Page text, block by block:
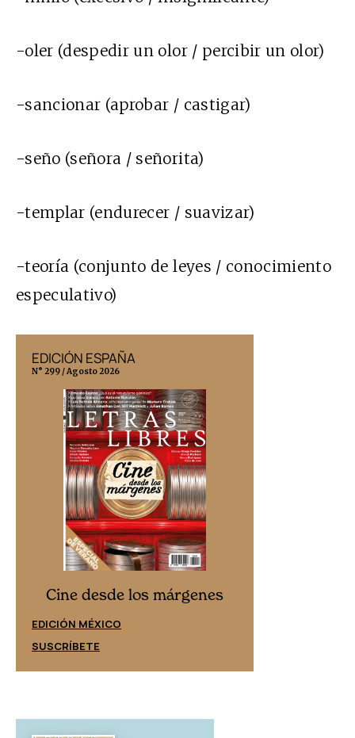
-oler (despedir un olor / percibir un olor)
-sancionar (aprobar / castigar)
-seño (señora / señorita)
-templar (endurecer / suavizar)
-teoría (conjunto de leyes / conocimiento
especulativo)
EDICIÓN ESPAÑA
N° 299 / Agosto 2026
Cine desde los márgenes
EDICIÓN MÉXICO
SUSCRÍBETE